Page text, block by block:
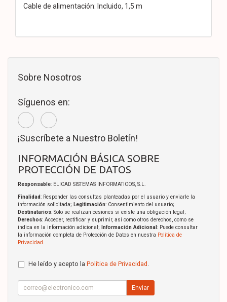
Cable de alimentación: Incluido, 1,5 m
Sobre Nosotros
Síguenos en:
¡Suscríbete a Nuestro Boletín!
INFORMACIÓN BÁSICA SOBRE
PROTECCIÓN DE DATOS
Responsable: ELICAD SISTEMAS INFORMATICOS, S.L.
Finalidad: Responder las consultas planteadas por el usuario y enviarle la
información solicitada; Legitimación: Consentimiento del usuario;
Destinatarios: Solo se realizan cesiones si existe una obligación legal;
Derechos: Acceder, rectificar y suprimir, así como otros derechos, como se
indica en la información adicional;
Información Adicional : Puede consultar
la información completa de Protección de Datos en nuestra Política de
Privacidad
He leído y acepto la Política de Privacidad
Enviar